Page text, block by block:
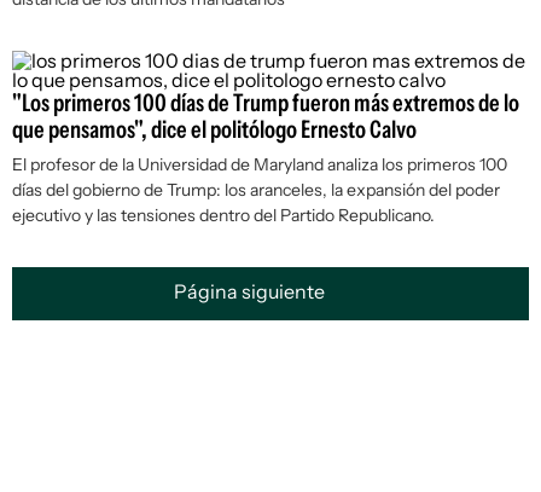
"Los primeros 100 días de Trump fueron más extremos de lo
que pensamos", dice el politólogo Ernesto Calvo
El profesor de la Universidad de Maryland analiza los primeros 100
días del gobierno de Trump: los aranceles, la expansión del poder
ejecutivo y las tensiones dentro del Partido Republicano.
Página siguiente